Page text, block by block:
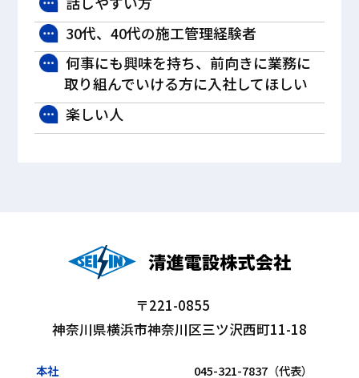
30代、40代の施工管理経験者
何事にも興味を持ち、前向きに業務に
取り組んでいける方に入社してほしい
楽しい人
〒221-0855
神奈川県横浜市神奈川区三ツ沢西町11-18
本社 045-321-7837